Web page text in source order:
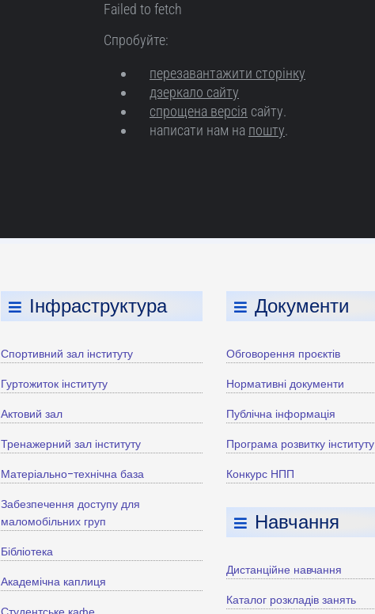
Інфраструктура
Спортивний зал інституту
Гуртожиток інституту
Актовий зал
Тренажерний зал інституту
Матеріально-технічна база
Забезпечення доступу для
маломобільних груп
Бібліотека
Академічна каплиця
Документи
Обговорення проєктів
Нормативні документи
Публічна інформація
Програма розвитку інституту
Конкурс НПП
Навчання
Дистанційне навчання
Каталог розкладів занять